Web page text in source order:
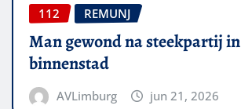
112 REMUNJ
Man gewond na steekpartij in
binnenstad
AVLimburg jun 21, 2026